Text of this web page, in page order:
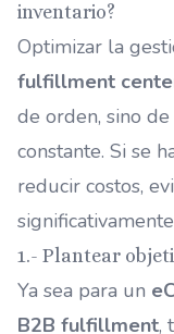
inventario?
Optimizar la
fulfillment
de orden, sino
constante. Si se
reducir costos,
1.- Plantear
Ya sea para un
B2B fulfillment,